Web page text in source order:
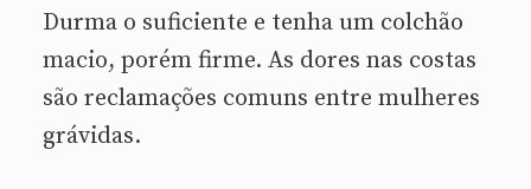
Durma o suficiente e tenha um colchão
macio, porém firme. As dores nas costas
são reclamações comuns entre mulheres
grávidas.